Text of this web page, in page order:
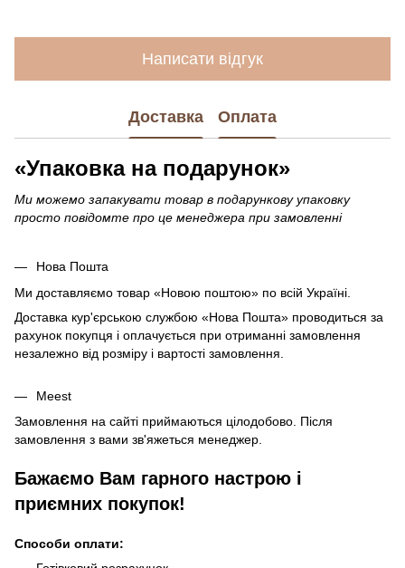
Написати відгук
Доставка Оплата
«Упаковка на подарунок»
Ми можемо запакувати товар в подарункову упаковку
просто повідомте про це менеджера при замовленні
Нова Пошта
Ми доставляємо товар «Новою поштою» по всій Україні.
Доставка кур'єрською службою «Нова Пошта» проводиться за
рахунок покупця і оплачується при отриманні замовлення
незалежно від розміру і вартості замовлення.
Meest
Замовлення на сайті приймаються цілодобово. Після
замовлення з вами зв'яжеться менеджер.
Бажаємо Вам гарного настрою і
приємних покупок!
Способи оплати: